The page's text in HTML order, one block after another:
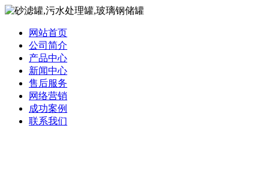
网站首页
公司简介
产品中心
新闻中心
售后服务
网络营销
成功案例
联系我们